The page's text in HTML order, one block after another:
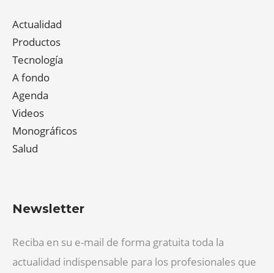
Actualidad
Productos
Tecnología
A fondo
Agenda
Videos
Monográficos
Salud
Newsletter
Reciba en su e-mail de forma gratuita toda la
actualidad indispensable para los profesionales que